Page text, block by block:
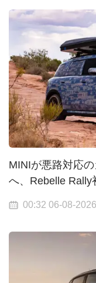
MINIが悪路対応
へ、Rebelle Rally
00:32 06-08-2026